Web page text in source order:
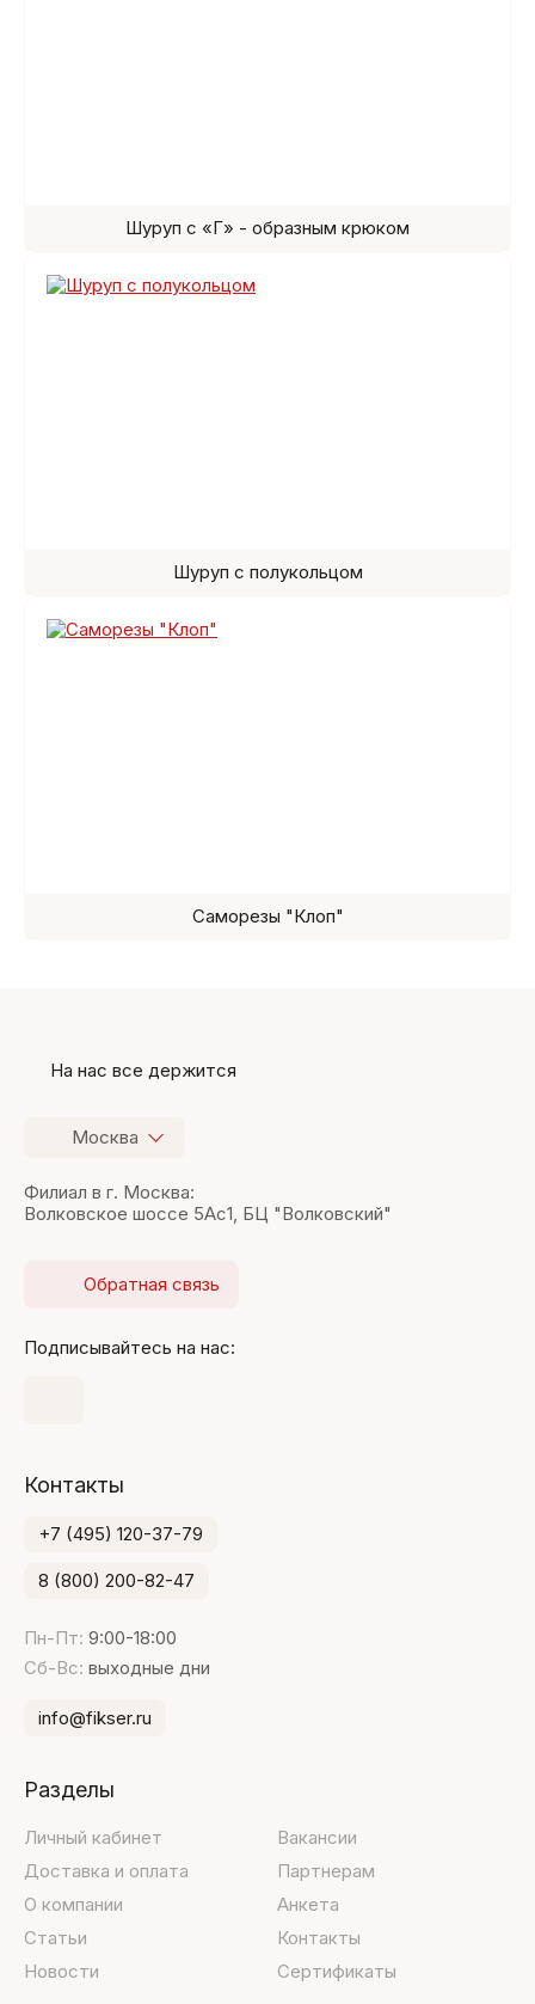
Шуруп с «Г» - образным крюком
Шуруп с полукольцом
Саморезы "Клоп"
На нас все держится
Москва
Филиал в г. Москва:
Волковское шоссе 5Ас1, БЦ "Волковский"
Обратная связь
Подписывайтесь на нас:
Контакты
+7 (495) 120-37-79
8 (800) 200-82-47
Пн-Пт: 9:00-18:00
Сб-Вс: выходные дни
info@fikser.ru
Разделы
Личный кабинет
Доставка и оплата
О компании
Статьи
Новости
Вакансии
Партнерам
Анкета
Контакты
Сертификаты